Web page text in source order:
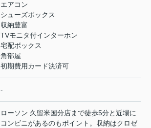
エアコン
シューズボックス
収納豊富
TVモニタ付インターホン
宅配ボックス
角部屋
初期費用カード決済可
-
ローソン 久留米国分店まで徒歩5分と近場に
コンビニがあるのもポイント。収納はクロゼ